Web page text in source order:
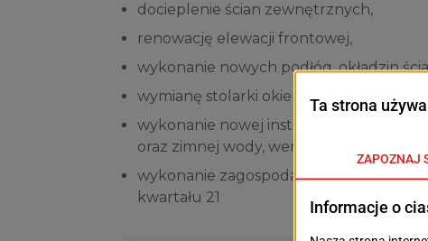
docieplenie ścian zewnętrznych,
renowację elewacji frontowej,
wykonanie nowych podłóg, okładzin
wymianę stolarki okiennej oraz
wykonanie nowej instalacji
oraz zimnej wody, wentylacji hybrydowej,
wykonanie zagospodarowania działek
kwartału 21